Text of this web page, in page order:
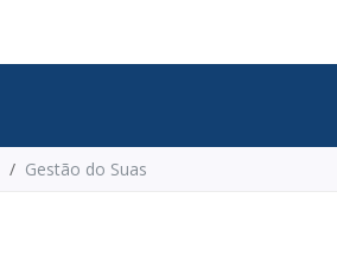
Gestão do Suas